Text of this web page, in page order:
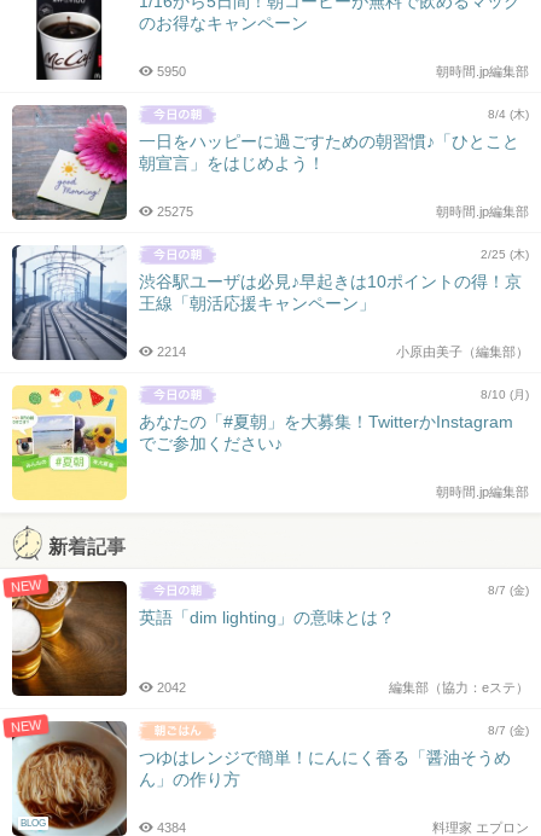
のお得なキャンペーン
朝時間.jp編集部
5950
8/4 (木)
一日をハッピーに過ごすための朝習慣♪「ひとこと
朝宣言」をはじめよう！
朝時間.jp編集部
25275
2/25 (木)
渋谷駅ユーザは必見♪早起きは10ポイントの得！京
王線「朝活応援キャンペーン」
小原由美子（編集部）
2214
8/10 (月)
あなたの「#夏朝」を大募集！TwitterかInstagram
でご参加ください♪
朝時間.jp編集部
新着記事
NEW 8/7 (金)
英語「dim lighting」の意味とは？
編集部（協力：eステ）
2042
NEW
BLOG
8/7 (金)
つゆはレンジで簡単！にんにく香る「醤油そうめ
ん」の作り方
料理家 エプロン
4384